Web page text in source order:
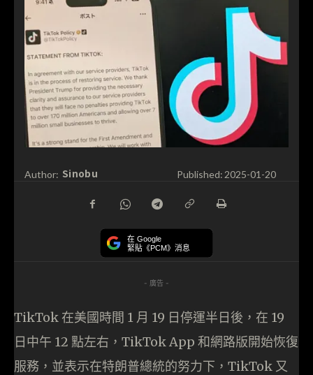
Author: Sinobu Published: 2025-01-20
在 Google
緊貼《PCM》消息
- 廣告 -
TikTok 在美國時間 1 月 19 日停運半日後，在 19
日中午 12 點左右，TikTok App 和網路版開始恢復
服務，並表示在特朗普總統的努力下，TikTok 又